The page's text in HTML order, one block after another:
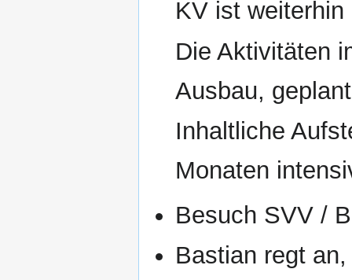
KV ist weiterhin
Die Aktivitäten
Ausbau,
Inhaltliche
Monaten
Besuch SVV /
Bastian regt